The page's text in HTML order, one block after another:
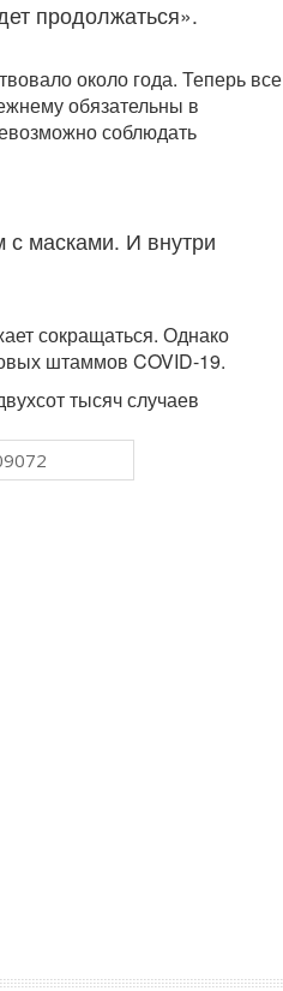
продолжаться».
около года. Теперь все
обязательны в
соблюдать
с масками. И внутри
сокращаться. Однако
штаммов COVID-19.
тысяч случаев